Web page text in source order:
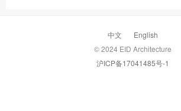
针对项目所处位置的不同，两处建筑采用了
局模式：位于低处的气象局采用了围合院落
中文
English
© 2024 EID Architecture
沪ICP备17041485号-1